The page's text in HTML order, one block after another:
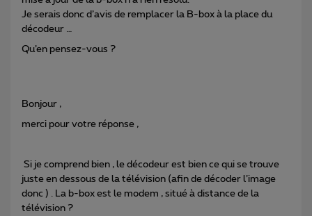
Je serais donc d’avis de remplacer la B-box à la place du
décodeur …
Qu’en pensez-vous ?
Bonjour ,
merci pour votre réponse ,
Si je comprend bien , le décodeur est bien ce qui se trouve
juste en dessous de la télévision (afin de décoder l’image
donc ) . La b-box est le modem , situé à distance de la
télévision ?